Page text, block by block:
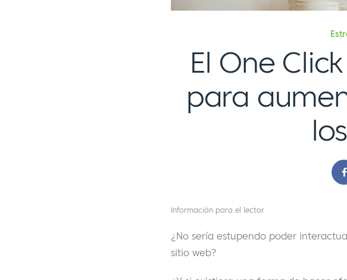
El One
para
Información para el lector
¿No sería estupendo poder
sitio web?